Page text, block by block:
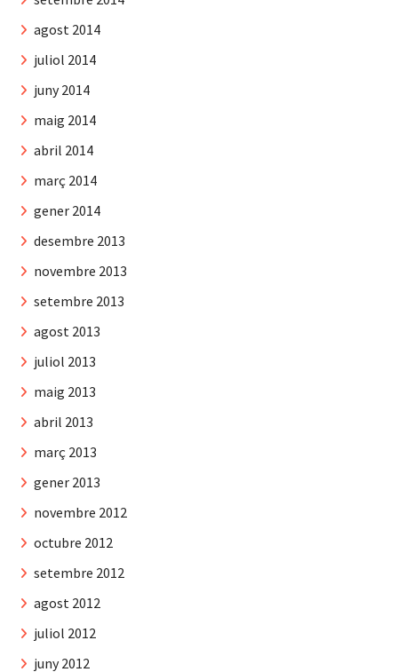
agost 2014
juliol 2014
juny 2014
maig 2014
abril 2014
març 2014
gener 2014
desembre 2013
novembre 2013
setembre 2013
agost 2013
juliol 2013
maig 2013
abril 2013
març 2013
gener 2013
novembre 2012
octubre 2012
setembre 2012
agost 2012
juliol 2012
juny 2012